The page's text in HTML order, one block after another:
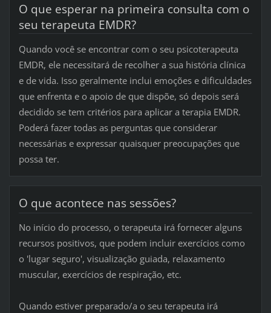
O que esperar na primeira consulta com o
seu terapeuta EMDR?
Quando você se encontrar com o seu psicoterapeuta
EMDR, ele necessitará de recolher a sua história clínica
e de vida. Isso geralmente inclui emoções e dificuldades
que enfrenta e o apoio de que dispõe, só depois será
decidido se tem critérios para aplicar a terapia EMDR.
Poderá fazer todas as perguntas que considerar
necessárias e expressar quaisquer preocupações que
possa ter.
O que acontece nas sessões?
No início do processo, o terapeuta irá fornecer alguns
recursos positivos, que podem incluir exercícios como
o 'lugar seguro', visualização guiada, relaxamento
muscular, exercícios de respiração, etc.
Quando estiver preparado/a o seu terapeuta irá